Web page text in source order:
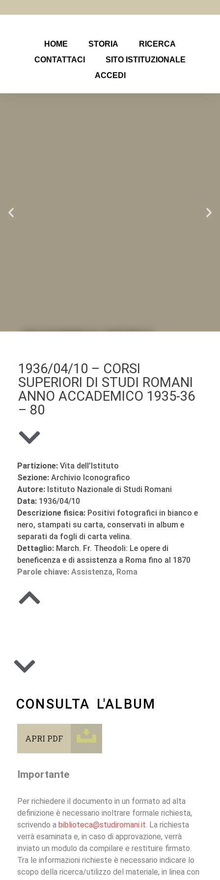
HOME STORIA
RICERCA
CONTATTACI
SITO ISTITUZIONALE
ACCEDI
.LA "VITA DELL'ISTITUTO" ATTRAVERSO LE IMMAGINI
1936/04/10 – CORSI
SUPERIORI DI STUDI ROMANI
ANNO ACCADEMICO 1935-36
– 80
Partizione: Vita dell’Istituto
Sezione: Archivio Iconografico
Autore: Istituto Nazionale di Studi Romani
Data: 1936/04/10
Descrizione fisica: Positivi fotografici in bianco e
nero, stampati su carta, conservati in album e
separati da fogli di carta velina.
Dettaglio: March. Fr. Theodoli: Le opere di
beneficenza e di assistenza a Roma fino al 1870
Parole chiave: Assistenza, Roma
CONSULTA L'ALBUM
APRI PDF
Importante
Per richiedere il documento in un formato ad alta
definizione è necessario inoltrare formale richiesta,
scrivendo a biblioteca@studiromani.it. La richiesta
verrà esaminata e, in caso di approvazione, verrà
inviato un modulo da compilare e restituire firmato.
Tra le informazioni richieste è necessario indicare lo
scopo della ricerca/utilizzo del materiale, in linea con